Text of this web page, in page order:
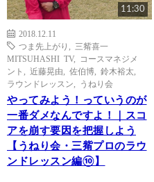
11:30
2018.12.11
つま先上がり
三觜喜一
MITSUHASHI TV,
コースマネジメ
ント
近藤晃由 佐伯博 鈴木裕太
ラウンドレッスン
うねり会
やってみよう！っていうのが
一番ダメなんですよ！｜スコ
アを崩す要因を把握しよう
【うねり会・三觜プロのラウ
ンドレッスン編⑩】